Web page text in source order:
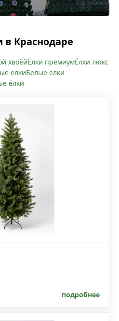
Краснодаре
хвоёйЁлки премиумЁлки люкс
ёлкиБелые ёлки
ёлки
подробнее